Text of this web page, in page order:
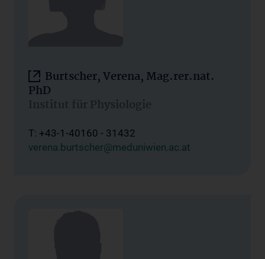
Burtscher, Verena, Mag.rer.nat.
PhD
Institut für Physiologie
T: +43-1-40160 - 31432
verena.burtscher@meduniwien.ac.at